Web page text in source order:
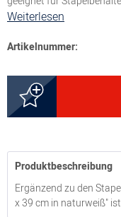
Weiterlesen
Artikelnummer:
Produktbeschreibung
Ergänzend zu den
x 39 cm in naturweiß"